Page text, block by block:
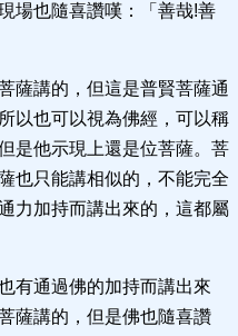
場也隨喜讚嘆：「善哉!善
薩講的，但這是普賢菩薩通
以也可以視為佛經，可以稱
是他示現上還是位菩薩。菩
也只能講相似的，不能完全
力加持而講出來的，這都屬
有通過佛的加持而講出來
薩講的，但是佛也隨喜讚